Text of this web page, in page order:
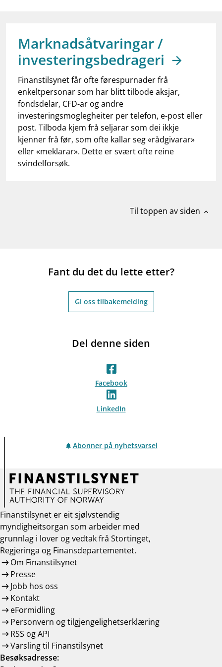
notifications_noneAbonner på nyhetsvarsel
Marknadsåtvaringar /
investeringsbedrageri
Finanstilsynet får ofte førespurnader frå
enkeltpersonar som har blitt tilbode aksjar,
fondsdelar, CFD-ar og andre
investeringsmoglegheiter per telefon, e-post eller
post. Tilboda kjem frå seljarar som dei ikkje
kjenner frå før, som ofte kallar seg «rådgivarar»
eller «meklarar». Dette er svært ofte reine
svindelforsøk.
Til toppen av siden expand_less
Fant du det du lette etter?
Gi oss tilbakemelding
Del denne siden
Facebook
LinkedIn
Abonner på nyhetsvarsel
Finanstilsynet er eit sjølvstendig
myndigheitsorgan som arbeider med
grunnlag i lover og vedtak frå Stortinget,
Regjeringa og Finansdepartementet.
Om Finanstilsynet
Presse
Jobb hos oss
Kontakt
eFormidling
Personvern og tilgjengelighetserklæring
RSS og API
Varsling til Finanstilsynet
Besøksadresse: